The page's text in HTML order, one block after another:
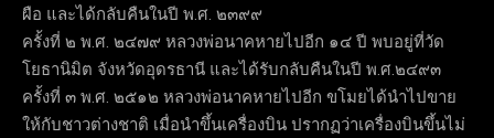
ผือ และได้กลับคืนในปี พ.ศ. ๒๓๙๙
ครั้งที่ ๒ พ.ศ. ๒๔๗๙ หลวงพ่อนาคหายไปอีก ๑๔ ปี พบอยู่ที่วัด
โยธานิมิต จังหวัดอุดรธานี และได้รับกลับคืนในปี พ.ศ.๒๔๙๓
ครั้งที่ ๓ พ.ศ. ๒๕๑๒ หลวงพ่อนาคหายไปอีก ขโมยได้นำไปขาย
ให้กับชาวต่างชาติ เมื่อนำขึ้นเครื่องบิน ปรากฏว่าเครื่องบินขึ้นไม่